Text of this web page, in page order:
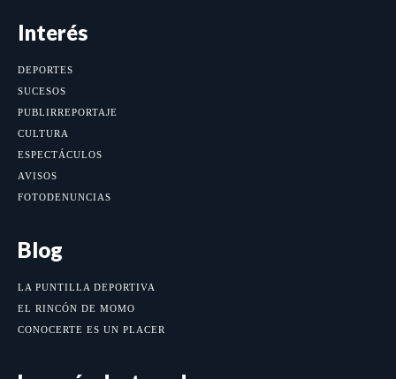
Interés
DEPORTES
SUCESOS
PUBLIRREPORTAJE
CULTURA
ESPECTÁCULOS
AVISOS
FOTODENUNCIAS
Blog
LA PUNTILLA DEPORTIVA
EL RINCÓN DE MOMO
CONOCERTE ES UN PLACER